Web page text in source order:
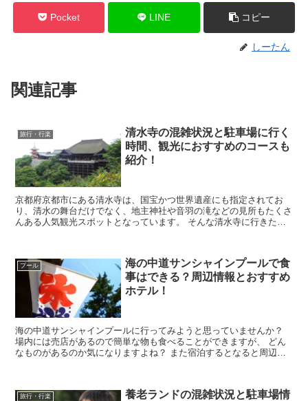
Pocket LINE コピー
しーたん
関連記事
旅行・行楽
清水寺の混雑状況と駐車場に行く
時間、観光におすすめのコースも
紹介！
京都府京都市にある清水寺は、国宝かつ世界遺産にも指定されてお
り、清水の舞台だけでなく、地主神社や音羽の滝などの見所もたくさ
んある人気観光スポットとなっています。 そんな清水寺に行きたい
プール
海の中道サンシャインプールで食
事はできる？周辺情報とおすすめ
ホテル！
海の中道サンシャインプールに行ってみようと思っていませんか？
場内には売店があるので簡単な物も食べることができますが、 どん
なものがあるのか気になりますよね？ また宿泊するとなると周辺の
旅行・行楽
養老ランドの混雑状況と駐車場情